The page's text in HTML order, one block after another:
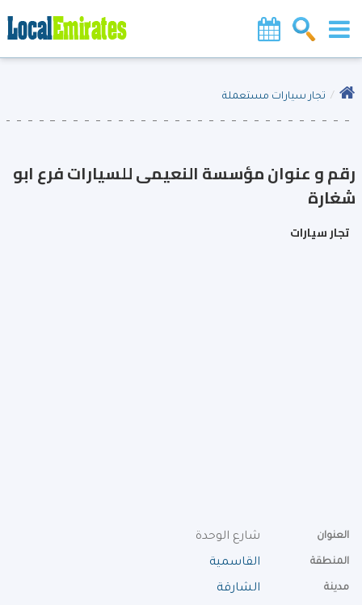
تجار سيارات مستعملة
رقم و عنوان مؤسسة النعيمى للسيارات فرع ابو
شغارة
تجار سيارات
العنوان شارع الوحدة
المنطقة القاسمية
مدينة الشارقة